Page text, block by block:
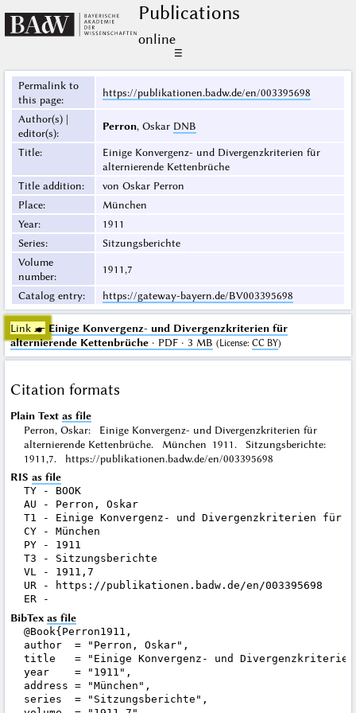
Publications
online
☰
Permalink to
this page:
https://publikationen.badw.de/en/003395698
Author(s) |
editor(s):
Perron, Oskar DNB
Title:
Einige Konvergenz- und Divergenzkriterien für
alternierende Kettenbrüche
Title addition:
von Oskar Perron
Place:
München
Year:
1911
Series:
Sitzungsberichte
Volume
number:
1911,7
Catalog entry: https://gateway-bayern.de/BV003395698
Link ☛ Einige Konvergenz- und Divergenzkriterien für
alternierende Kettenbrüche· PDF · 3 MB (License: CC BY)
Citation formats
Plain Text as file
Perron, Oskar: Einige Konvergenz- und Divergenzkriterien für
alternierende Kettenbrüche. München 1911. Sitzungsberichte:
1911,7. https://publikationen.badw.de/en/003395698
RIS as file
TY - BOOK
AU - Perron, Oskar
T1 - Einige Konvergenz- und Divergenzkriterien für
CY - München
PY - 1911
T3 - Sitzungsberichte
VL - 1911,7
UR - https://publikationen.badw.de/en/003395698
BibTex as file
@Book{Perron1911,
author  = "Perron, Oskar",
title   = "Einige Konvergenz- und
year    = "1911",
address = "München",
series  = "Sitzungsberichte",